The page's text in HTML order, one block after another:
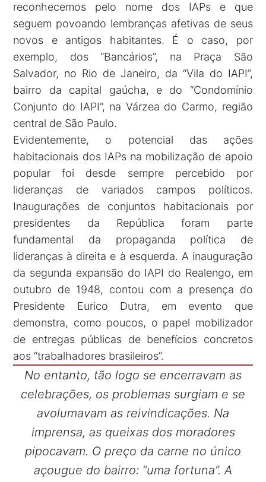
reconhecemos pelo nome dos IAPs e que
seguem povoando lembranças afetivas de seus
novos e antigos habitantes. É o caso, por
exemplo, dos “Bancários”, na Praça São
Salvador, no Rio de Janeiro, da “Vila do IAPI”,
bairro da capital gaúcha, e do “Condomínio
Conjunto do IAPI”, na Várzea do Carmo, região
central de São Paulo.
Evidentemente, o potencial das ações
habitacionais dos IAPs na mobilização de apoio
popular foi desde sempre percebido por
lideranças de variados campos políticos.
Inaugurações de conjuntos habitacionais por
presidentes da República foram parte
fundamental da propaganda política de
lideranças à direita e à esquerda. A inauguração
da segunda expansão do IAPI do Realengo, em
outubro de 1948, contou com a presença do
Presidente Eurico Dutra, em evento que
demonstra, como poucos, o papel mobilizador
de entregas públicas de benefícios concretos
aos “trabalhadores brasileiros”.
No entanto, tão logo se encerravam as
celebrações, os problemas surgiam e se
avolumavam as reivindicações. Na
imprensa, as queixas dos moradores
pipocavam. O preço da carne no único
açougue do bairro: “uma fortuna”. A